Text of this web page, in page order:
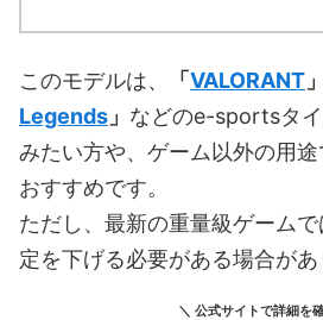
このモデルは、 「 VALORANT 」
Legends 」 などのe-sportsタ
みたい方や、ゲーム以外の用
おすすめです。
ただし、最新の重量級ゲーム
定を下げる必要がある場合があ
＼ 公式サイトで詳細を